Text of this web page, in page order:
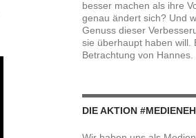
besser machen als ihre
genau ändert sich? Und
Genuss dieser
sie überhaupt haben will.
Betrachtung von Hannes.
DIE AKTION